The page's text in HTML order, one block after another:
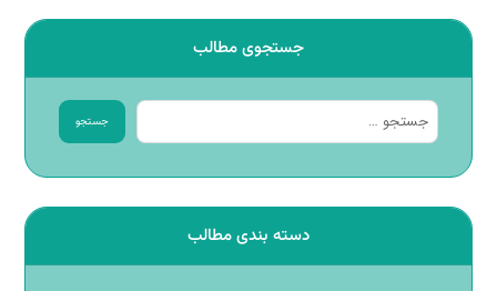
جستجوی مطالب
جستجو
دسته بندی مطالب